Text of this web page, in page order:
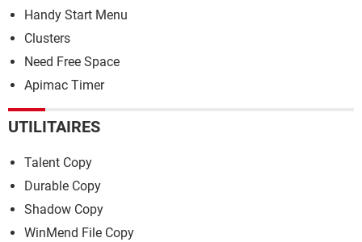
Handy Start Menu
Clusters
Need Free Space
Apimac Timer
UTILITAIRES
Talent Copy
Durable Copy
Shadow Copy
WinMend File Copy